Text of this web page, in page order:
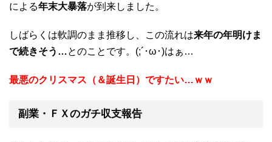
による年末大暴落が到来しました。
しばらくは軟調のまま推移し、この流れは来年の年明けま
で続きそう…とのことです。(;´･ω･)はぁ…
最悪のクリスマス（＆誕生日）ですたい…ｗｗ
副業・ＦＸのガチ収支報告